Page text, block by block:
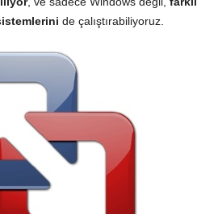
de çalıştırabiliyoruz.